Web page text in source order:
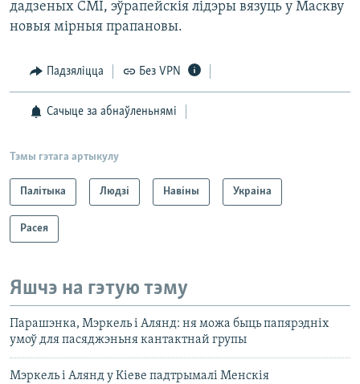
дадзеных СМІ, эўрапейскія лідэры вязуць у Маскву
новыя мірныя прапановы.
Падзяліцца Без VPN
Сачыце за абнаўленьнямі
Тэмы гэтага артыкулу
Палітыка Людзі Навіны Украіна
Расея
Яшчэ на гэтую тэму
Парашэнка, Мэркель і Алянд: ня можа быць папярэдніх
умоў для пасяджэньня кантактнай групы
Мэркель і Алянд у Кіеве падтрымалі Менскія